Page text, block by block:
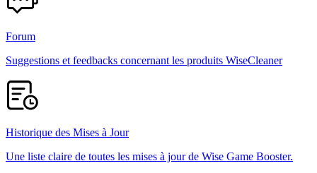
Forum
Suggestions et feedbacks concernant les produits WiseCleaner
Historique des Mises à Jour
Une liste claire de toutes les mises à jour de Wise Game Booster.